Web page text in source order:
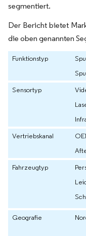
segmentiert.
Der Bericht bietet
die oben genannten
Funktionstyp
Sensortyp
Vertriebskanal
Fahrzeugtyp
Geografie